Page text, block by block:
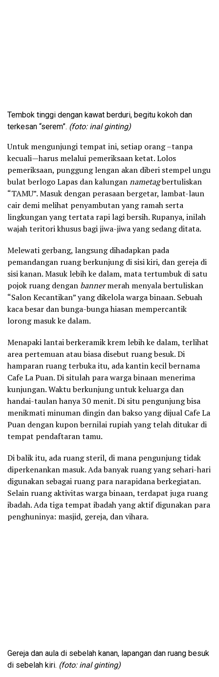
Tembok tinggi dengan kawat berduri, begitu kokoh dan
terkesan “serem”. (foto: inal ginting)
Untuk mengunjungi tempat ini, setiap orang –tanpa
kecuali—harus melalui pemeriksaan ketat. Lolos
pemeriksaan, punggung lengan akan diberi stempel ungu
bulat berlogo Lapas dan kalungannametagbertuliskan
“TAMU”. Masuk dengan perasaan bergetar, lambat-laun
cair demi melihat penyambutan yang ramah serta
lingkungan yang tertata rapi lagi bersih. Rupanya, inilah
wajah teritori khusus bagi jiwa-jiwa yang sedang ditata.
Melewati gerbang, langsung dihadapkan pada
pemandangan ruang berkunjung di sisi kiri, dan gereja di
sisi kanan. Masuk lebih ke dalam, mata tertumbuk di satu
pojok ruang dengan bannermerah menyala bertuliskan
“Salon Kecantikan” yang dikelola warga binaan. Sebuah
kaca besar dan bunga-bunga hiasan mempercantik
lorong masuk ke dalam.
Menapaki lantai berkeramik krem lebih ke dalam, terlihat
area pertemuan atau biasa disebut ruang besuk. Di
hamparan ruang terbuka itu, ada kantin kecil bernama
Cafe La Puan. Di situlah para warga binaan menerima
kunjungan. Waktu berkunjung untuk keluarga dan
handai-taulan hanya 30 menit. Di situ pengunjung bisa
menikmati minuman dingin dan bakso yang dijual Cafe La
Puan dengan kupon bernilai rupiah yang telah ditukar di
tempat pendaftaran tamu.
Di balik itu, ada ruang steril, di mana pengunjung tidak
diperkenankan masuk. Ada banyak ruang yang sehari-hari
digunakan sebagai ruang para narapidana berkegiatan.
Selain ruang aktivitas warga binaan, terdapat juga ruang
ibadah. Ada tiga tempat ibadah yang aktif digunakan para
penghuninya: masjid, gereja, dan vihara.
Gereja dan aula di sebelah kanan, lapangan dan ruang besuk
di sebelah kiri. (foto: inal ginting)